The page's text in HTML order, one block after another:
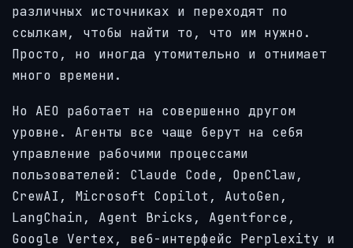
различных источниках и переходят по
ссылкам, чтобы найти то, что им нужно.
Просто, но иногда утомительно и отнимает
много времени.
Но AEO работает на совершенно другом
уровне. Агенты все чаще берут на себя
управление рабочими процессами
пользователей: Claude Code, OpenClaw,
CrewAI, Microsoft Copilot, AutoGen,
LangChain, Agent Bricks, Agentforce,
Google Vertex, веб-интерфейс Perplexity и